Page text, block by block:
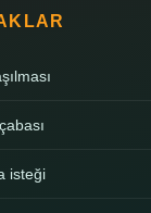
isteği